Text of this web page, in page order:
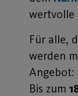
wertvolle
Für alle,
werden
Angebot:
Bis zum